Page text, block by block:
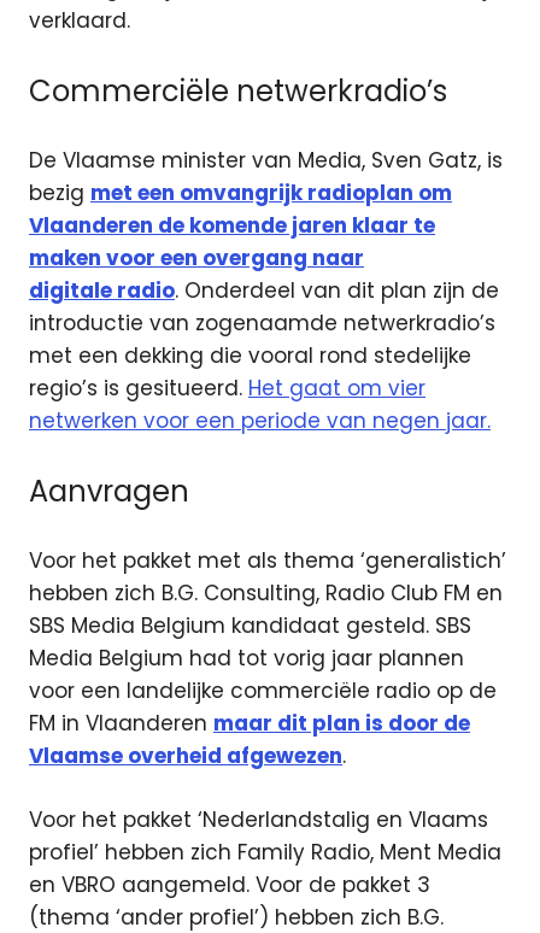
verklaard.
Commerciële netwerkradio’s
De Vlaamse minister van Media, Sven Gatz, is
bezig met een omvangrijk radioplan om
Vlaanderen de komende jaren klaar te
maken voor een overgang naar
digitale radio. Onderdeel van dit plan zijn de
introductie van zogenaamde netwerkradio’s
met een dekking die vooral rond stedelijke
regio’s is gesitueerd. Het gaat om vier
netwerken voor een periode van negen jaar.
Aanvragen
Voor het pakket met als thema ‘generalistich’
hebben zich B.G. Consulting, Radio Club FM en
SBS Media Belgium kandidaat gesteld. SBS
Media Belgium had tot vorig jaar plannen
voor een landelijke commerciële radio op de
FM in Vlaanderen maar dit plan is door de
Vlaamse overheid afgewezen.
Voor het pakket ‘Nederlandstalig en Vlaams
profiel’ hebben zich Family Radio, Ment Media
en VBRO aangemeld. Voor de pakket 3
(thema ‘ander profiel’) hebben zich B.G.